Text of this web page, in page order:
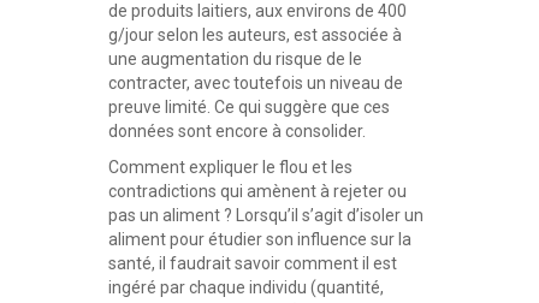
de produits laitiers, aux environs de 400
g/jour selon les auteurs, est associée à
une augmentation du risque de le
contracter, avec toutefois un niveau de
preuve limité. Ce qui suggère que ces
données sont encore à consolider.
Comment expliquer le flou et les
contradictions qui amènent à rejeter ou
pas un aliment ? Lorsqu’il s’agit d’isoler un
aliment pour étudier son influence sur la
santé, il faudrait savoir comment il est
ingéré par chaque individu (quantité,